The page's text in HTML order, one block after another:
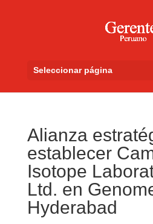
Seleccionar página
Alianza
establecer
Isotope
Ltd. en
Hyderabad